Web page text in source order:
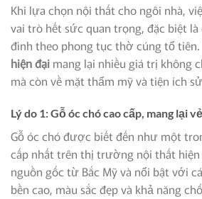
Khi lựa chọn nội thất cho ngôi nhà,
vai trò hết sức quan trọng, đặc biệt
đình theo phong tục thờ cúng tổ tiên.
hiện đại mang lại nhiều giá trị không
mà còn về mặt thẩm mỹ và tiện ích
Lý do 1: Gỗ óc chó cao cấp, mang lại
Gỗ óc chó được biết đến như một
cấp nhất trên thị trường nội thất hiện
nguồn gốc từ Bắc Mỹ và nổi bật với
bền cao, màu sắc đẹp và khả năng